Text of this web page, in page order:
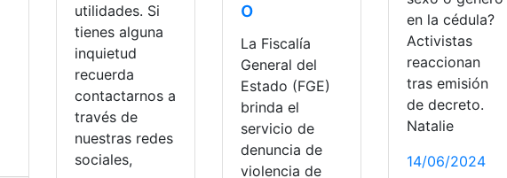
utilidades. Si
tienes alguna
inquietud
recuerda
contactarnos a
través de
nuestras redes
sociales,
o
La Fiscalía
General del
Estado (FGE)
brinda el
servicio de
denuncia de
violencia de
en la cédula?
Activistas
reaccionan
tras emisión
de decreto.
Natalie
14/06/2024